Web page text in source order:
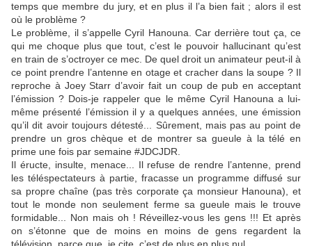
temps que membre du jury, et en plus il l’a bien fait ; alors il est
où le problème ?
Le problème, il s’appelle Cyril Hanouna. Car derrière tout ça, ce
qui me choque plus que tout, c’est le pouvoir hallucinant qu’est
en train de s’octroyer ce mec. De quel droit un animateur peut-il à
ce point prendre l’antenne en otage et cracher dans la soupe ? Il
reproche à Joey Starr d’avoir fait un coup de pub en acceptant
l’émission ? Dois-je rappeler que le même Cyril Hanouna a lui-
même présenté l’émission il y a quelques années, une émission
qu’il dit avoir toujours détesté... Sûrement, mais pas au point de
prendre un gros chèque et de montrer sa gueule à la télé en
prime une fois par semaine #JDCJDR.
Il éructe, insulte, menace... Il refuse de rendre l’antenne, prend
les téléspectateurs à partie, fracasse un programme diffusé sur
sa propre chaîne (pas très corporate ça monsieur Hanouna), et
tout le monde non seulement ferme sa gueule mais le trouve
formidable... Non mais oh ! Réveillez-vous les gens !!! Et après
on s’étonne que de moins en moins de gens regardent la